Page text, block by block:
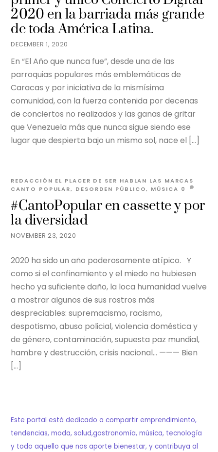
DECEMBER 1, 2020
2020 en la barriada más grande
de toda América Latina.
En “El Año que nunca fue”, desde una de las
parroquias populares más emblemáticas de
Caracas y por iniciativa de la mismísima
comunidad, con la fuerza contenida por decenas
de conciertos no realizados y las ganas de gritar
que Venezuela más que nunca sigue siendo ese
lugar que despierta bajo un mismo sol, nace el […]
NOVEMBER 23, 2020
#CantoPopular en cassette y por
la diversidad
REDACCIÓN EL PLACER DE SER HABLAN LAS MARCAS
CANTO POPULAR, DESORDEN PÚBLICO, MÚSICA 0
2020 ha sido un año poderosamente atípico. Y
como si el confinamiento y el miedo no hubiesen
hecho ya suficiente daño, la loca humanidad vuelve
a mostrar algunos de sus rostros más
despreciables: supremacismo, racismo,
despotismo, abuso policial, violencia doméstica y
de género, contaminación, supuesta paz mundial,
hambre y destrucción, crisis nacional… ——— Bien
[…]
Este portal está dedicado a compartir emprendimiento,
tendencias, moda, salud,gastronomía, música, tecnología
y todo aquello que nos aporte bienestar, y contribuya al